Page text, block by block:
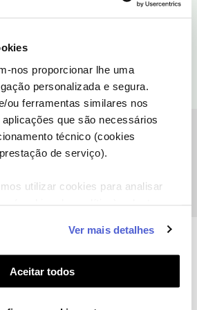
nos proporcionar lhe uma
personalizada e segura.
ou ferramentas similares nos
que são necessários
técnico (cookies
de serviço).
utilizar cookies para analisar
de personalização e
anúncios aos seus interesses
personalizada). Pode gerir a
clicando em "Configurar
Ver mais detalhes
Aceitar todos
pode ser acionada em qualquer
próxima de si.
informação relevante. Marque
e faça "Like" nos melhores comentários.